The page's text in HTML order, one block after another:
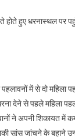
होते हुए धरनास्थल पर
में से दो महिला
देने से पहले महिला
ने अपनी
उनकी सांस जांचने के